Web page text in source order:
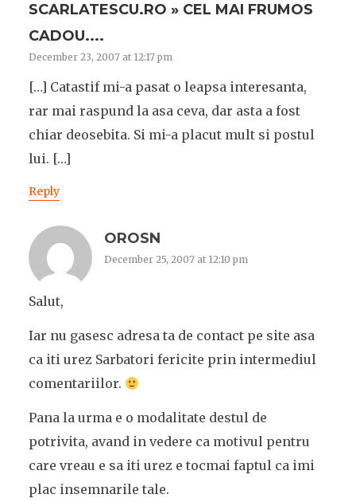
SCARLATESCU.RO » CEL MAI FRUMOS
CADOU....
December 23, 2007 at 12:17 pm
[…] Catastif mi-a pasat o leapsa interesanta,
rar mai raspund la asa ceva, dar asta a fost
chiar deosebita. Si mi-a placut mult si postul
lui. […]
Reply
OROSN
December 25, 2007 at 12:10 pm
Salut,
Iar nu gasesc adresa ta de contact pe site asa
ca iti urez Sarbatori fericite prin intermediul
comentariilor.
Pana la urma e o modalitate destul de
potrivita, avand in vedere ca motivul pentru
care vreau e sa iti urez e tocmai faptul ca imi
plac insemnarile tale.